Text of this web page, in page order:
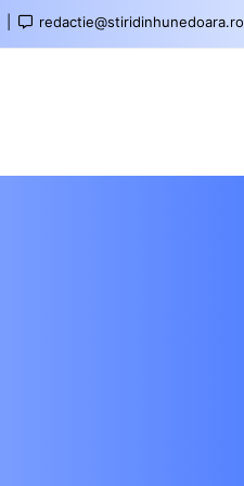
redactie@stiridinhunedoara.ro